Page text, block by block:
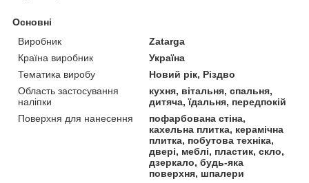
Основні
Виробник
Zatarga
Країна виробник
Україна
Тематика виробу
Новий рік, Різдво
Область застосування
наліпки
кухня, вітальня, спальня,
дитяча, їдальня, передпокій
Поверхня для нанесення
пофарбована стіна,
кахельна плитка, керамічна
плитка, побутова техніка,
двері, меблі, пластик, скло,
дзеркало, будь-яка
поверхня, шпалери